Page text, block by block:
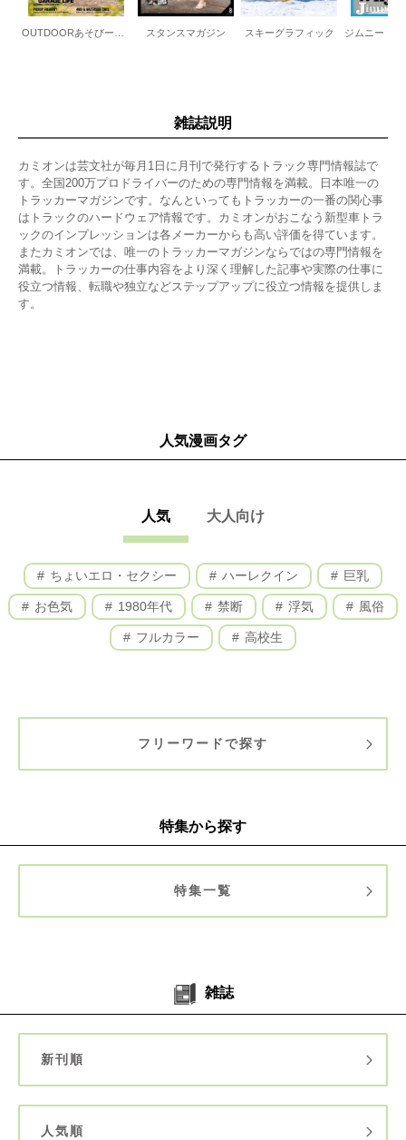
スタンスマガジン スキーグラフィック
雑誌説明
カミオンは芸文社が毎月1日に月刊で発行するトラック専門情報誌で
す。全国200万プロドライバーのための専門情報を満載。日本唯一の
トラッカーマガジンです。なんといってもトラッカーの一番の関心事
はトラックのハードウェア情報です。カミオンがおこなう新型車トラ
ックのインプレッションは各メーカーからも高い評価を得ています。
またカミオンでは、唯一のトラッカーマガジンならではの専門情報を
満載。トラッカーの仕事内容をより深く理解した記事や実際の仕事に
役立つ情報、転職や独立などステップアップに役立つ情報を提供しま
す。
人気漫画タグ
人気 大人向け
ちょいエロ・セクシー ハーレクイン 巨乳
お色気 1980年代 禁断 浮気 風俗
フルカラー 高校生
フリーワードで探す
特集から探す
特集一覧
雑誌
新刊順
人気順